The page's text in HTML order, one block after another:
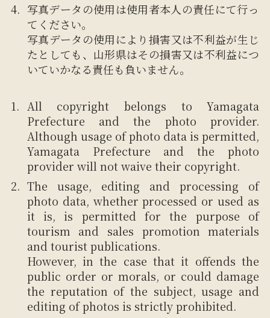
写真データの使用は使用者本人の責任にて行っ
てください。
写真データの使用により損害又は不利益が生じ
たとしても、山形県はその損害又は不利益につ
いていかなる責任も負いません。
All copyright belongs to Yamagata
Prefecture and the photo provider.
Although usage of photo data is permitted,
Yamagata Prefecture and the photo
provider will not waive their copyright.
The usage, editing and processing of
photo data, whether processed or used as
it is, is permitted for the purpose of
tourism and sales promotion materials
and tourist publications.
However, in the case that it offends the
public order or morals, or could damage
the reputation of the subject, usage and
editing of photos is strictly prohibited.